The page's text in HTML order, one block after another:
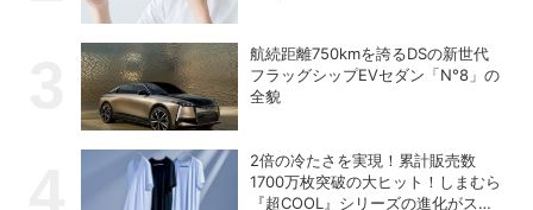
航続距離750kmを誇るDSの新世代
フラッグシップEVセダン「N°8」の
全貌
2倍の冷たさを実現！累計販売数
1700万枚突破の大ヒット！しまむら
『超COOL』シリーズの進化がスゴ